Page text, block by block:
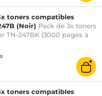
toners compatibles
(Noir) Pack de 3x toners
TN-247BK (3000 pages à
toners compatibles